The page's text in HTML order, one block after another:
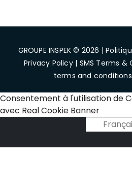
GROUPE INSPEK © 2026 |
Privacy Policy| SMS Terms &
terms and conditions
Consentement à l'utilisation de
avec Real Cookie Banner